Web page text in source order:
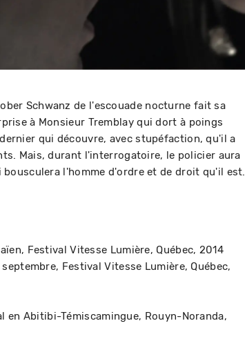
Schwanz de l'escouade nocturne fait sa
à Monsieur Tremblay qui dort à poings
qui découvre, avec stupéfaction, qu'il a
Mais, durant l'interrogatoire, le policier aura
l'homme d'ordre et de droit qu'il est.
Festival Vitesse Lumière Québec 2014
septembre Festival Vitesse Lumière Québec
en Abitibi-Témiscamingue Rouyn-Noranda